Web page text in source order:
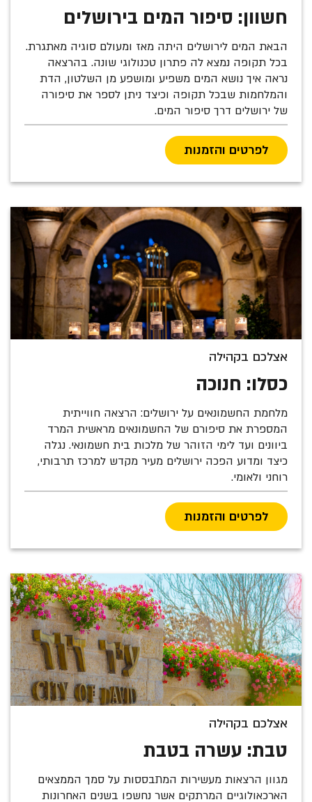
חשוון: סיפור המים בירושלים
הבאת המים לירושלים היתה מאז ומעולם סוגיה מאתגרת.
בכל תקופה נמצא לה פתרון טכנולוגי שונה. בהרצאה
נראה איך נושא המים משפיע ומושפע מן השלטון, הדת
והמלחמות שבכל תקופה וכיצד ניתן לספר את סיפורה
של ירושלים דרך סיפור המים.
לפרטים והזמנות
אצלכם בקהילה
כסלו: חנוכה
מלחמת החשמונאים על ירושלים: הרצאה חווייתית
המספרת את סיפורם של החשמונאים מראשית המרד
ביוונים ועד לימי הזוהר של מלכות בית חשמונאי. נגלה
כיצד ומדוע הפכה ירושלים מעיר מקדש למרכז תרבותי,
רוחני ולאומי.
לפרטים והזמנות
אצלכם בקהילה
טבת: עשרה בטבת
מגוון הרצאות מעשירות המתבססות על סמך הממצאים
הארכאולוגיים המרתקים אשר נחשפו בשנים האחרונות